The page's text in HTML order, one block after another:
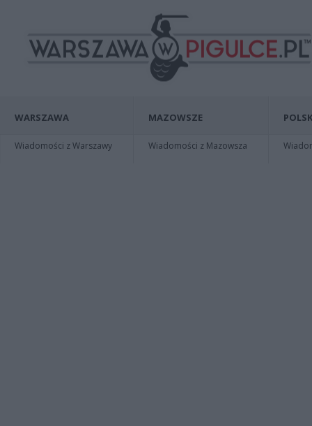
WARSZAWA
Wiadomości z Warszawy
MAZOWSZE
Wiadomości z Mazowsza